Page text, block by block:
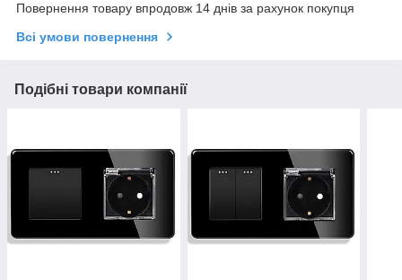
Повернення товару впродовж 14 днів за рахунок покупця
Всі умови повернення
Подібні товари компанії